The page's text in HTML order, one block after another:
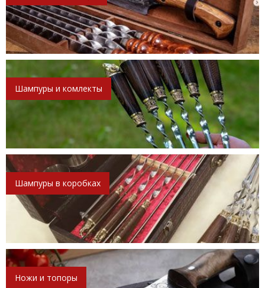
Шампуры и комлекты
Шампуры в коробках
Ножи и топоры